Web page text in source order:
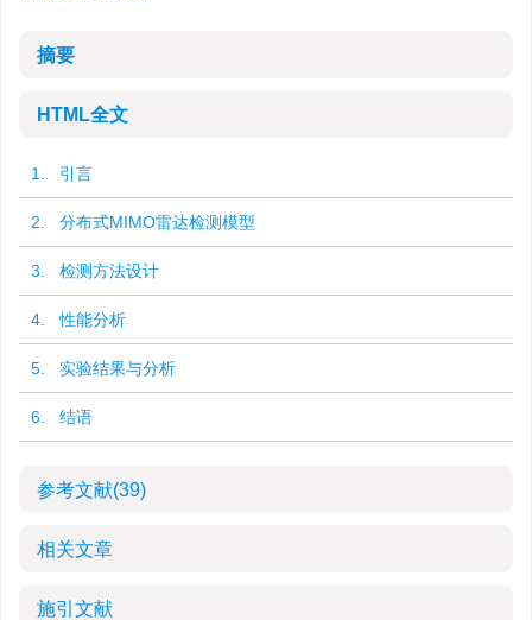
摘要
HTML全文
1. 引言
2. 分布式MIMO雷达检测模型
3. 检测方法设计
4. 性能分析
5. 实验结果与分析
6. 结语
参考文献(39)
相关文章
施引文献